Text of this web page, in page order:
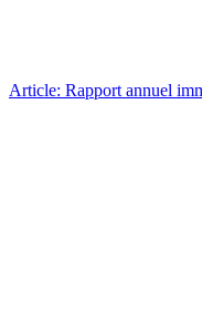
Article: Rapport annuel